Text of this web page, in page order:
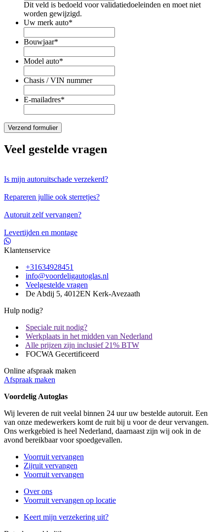
Dit veld is bedoeld voor validatiedoeleinden en moet niet
worden gewijzigd.
Uw merk auto*
Bouwjaar*
Model auto*
Chasis / VIN nummer
E-mailadres*
Veel gestelde vragen
Is mijn autoruitschade verzekerd?
Repareren jullie ook sterretjes?
Autoruit zelf vervangen?
Levertijden en montage
Klantenservice
+31634928451
info@voordeligautoglas.nl
Veelgestelde vragen
De Abdij 5, 4012EN Kerk-Avezaath
Hulp nodig?
Speciale ruit nodig?
Werkplaats in het midden van Nederland
Alle prijzen zijn inclusief 21% BTW
FOCWA Gecertificeerd
Online afspraak maken
Afspraak maken
Voordelig Autoglas
Wij leveren de ruit veelal binnen 24 uur uw bestelde autoruit. Een
van onze medewerkers komt de ruit bij u voor de deur vervangen.
Ons werkgebied is heel Nederland, daarnaast zijn wij ook in de
avond bereikbaar voor spoedgevallen.
Voorruit vervangen
Zijruit vervangen
Voorruit vervangen
Over ons
Voorruit vervangen op locatie
Keert mijn verzekering uit?